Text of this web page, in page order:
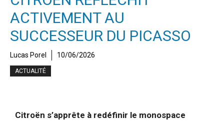
ACTIVEMENT AU
SUCCESSEUR DU PICASSO
Lucas Porel 10/06/2026
ACTUALITÉ
Citroën s’apprête à redéfinir le monospace